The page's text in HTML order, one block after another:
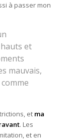
à passer mon
et
mauvais,
et ma
. Les
et en